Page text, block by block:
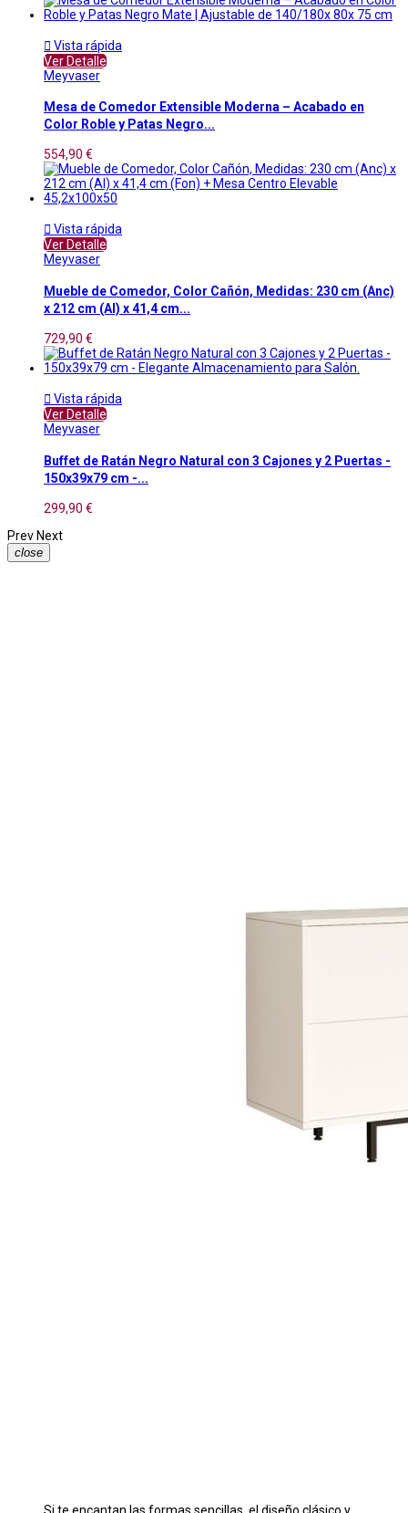
 Vista rápida
Ver Detalle
Meyvaser
Mesa de Comedor Extensible Moderna – Acabado en
Color Roble y Patas Negro...
554,90 €
 Vista rápida
Ver Detalle
Meyvaser
Mueble de Comedor, Color Cañón, Medidas: 230 cm (Anc)
x 212 cm (Al) x 41,4 cm...
729,90 €
 Vista rápida
Ver Detalle
Meyvaser
Buffet de Ratán Negro Natural con 3 Cajones y 2 Puertas -
150x39x79 cm -...
299,90 €
Prev Next
close